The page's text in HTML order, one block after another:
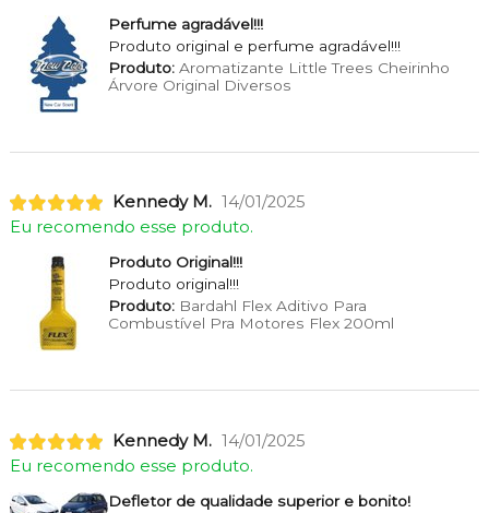
Perfume agradável!!!
Produto original e perfume agradável!!!
Produto:Aromatizante Little Trees Cheirinho
Árvore Original Diversos
Kennedy M. 14/01/2025
Eu recomendo esse produto.
Produto Original!!!
Produto original!!!
Produto:Bardahl Flex Aditivo Para
Combustível Pra Motores Flex 200ml
Kennedy M. 14/01/2025
Eu recomendo esse produto.
Defletor de qualidade superior e bonito!